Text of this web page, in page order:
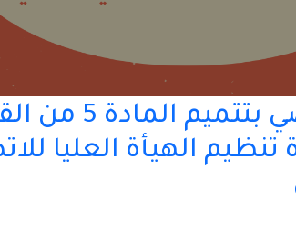
مقترح قانون يقضي
تنظيم الهيأة العليا